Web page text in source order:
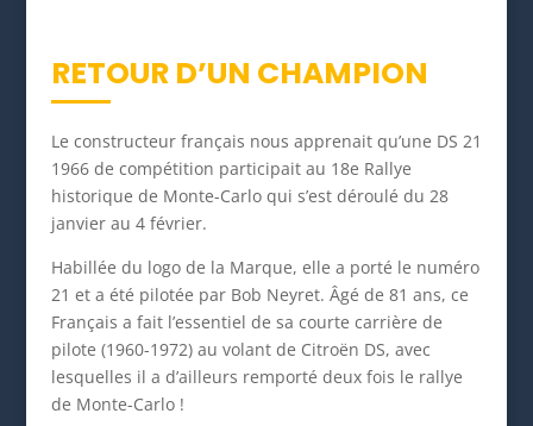
RETOUR D’UN CHAMPION
Le constructeur français nous apprenait qu’une DS 21
1966 de compétition participait au 18e Rallye
historique de Monte-Carlo qui s’est déroulé du 28
janvier au 4 février.
Habillée du logo de la Marque, elle a porté le numéro
21 et a été pilotée par Bob Neyret. Âgé de 81 ans, ce
Français a fait l’essentiel de sa courte carrière de
pilote (1960-1972) au volant de Citroën DS, avec
lesquelles il a d’ailleurs remporté deux fois le rallye
de Monte-Carlo !